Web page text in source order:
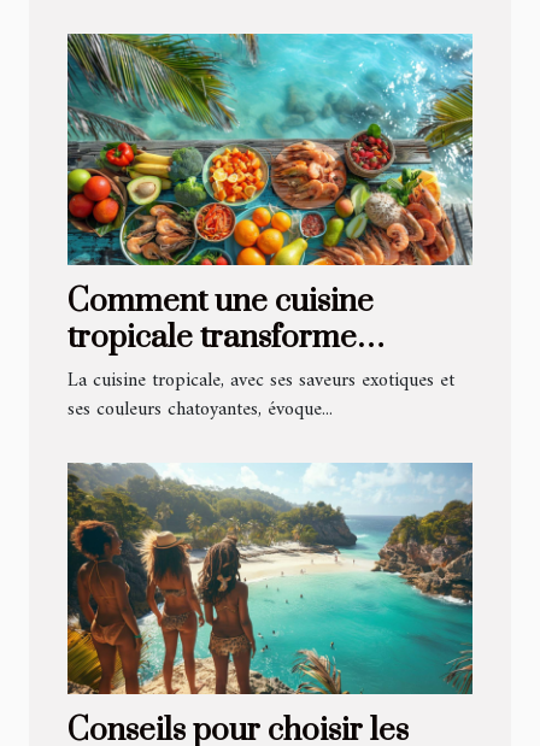
Comment une cuisine
tropicale transforme
l'expérience culinaire sur la
côte
La cuisine tropicale, avec ses saveurs exotiques et
ses couleurs chatoyantes, évoque...
Conseils pour choisir les